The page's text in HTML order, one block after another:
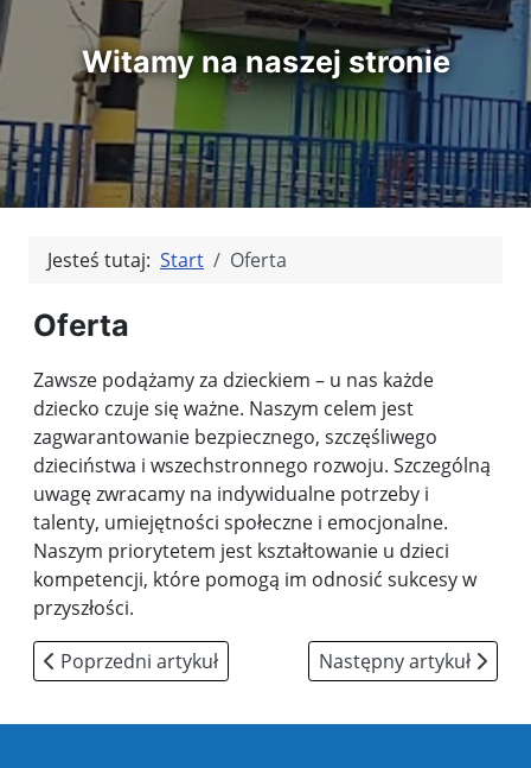
Witamy na naszej stronie
Jesteś tutaj: Start Oferta
Oferta
Zawsze podążamy za dzieckiem – u nas każde
dziecko czuje się ważne. Naszym celem jest
zagwarantowanie bezpiecznego, szczęśliwego
dzieciństwa i wszechstronnego rozwoju. Szczególną
uwagę zwracamy na indywidualne potrzeby i
talenty, umiejętności społeczne i emocjonalne.
Naszym priorytetem jest kształtowanie u dzieci
kompetencji, które pomogą im odnosić sukcesy w
przyszłości.
Poprzedni artykuł: Plany i programy
Poprzedni artykuł Następny artykuł:
Następny artykuł